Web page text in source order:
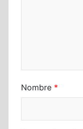
Nombre *